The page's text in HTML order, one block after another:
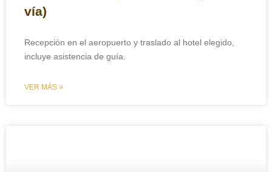
vía)
Recepción en el aeropuerto y traslado al hotel elegido,
incluye asistencia de guía.
VER MÁS »